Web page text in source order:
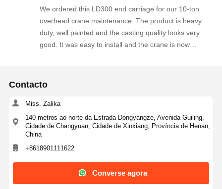
old one. The supplier provided clear dimensions, fast
quotation and reliable delivery. We are satisfied with
the quality and will order again for our upcoming crane
maintenance projects. Highly recommended!
We ordered this LD300 end carriage for our 10-ton
overhead crane maintenance. The product is heavy
duty, well painted and the casting quality looks very
good. It was easy to install and the crane is now
delivered within the agreed time. We are happy with
parts from this company.
Contacto
Miss. Zalika
140 metros ao norte da Estrada Dongyangze, Avenida Guiling,
Cidade de Changyuan, Cidade de Xinxiang, Província de Henan,
China
+8618901111622
Converse agora